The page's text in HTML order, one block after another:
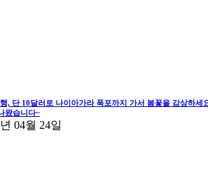
, 단 10달러로 나이아가라 폭포까지 가서 봄꽃을 감상하세
왔습니다~
04월 24일